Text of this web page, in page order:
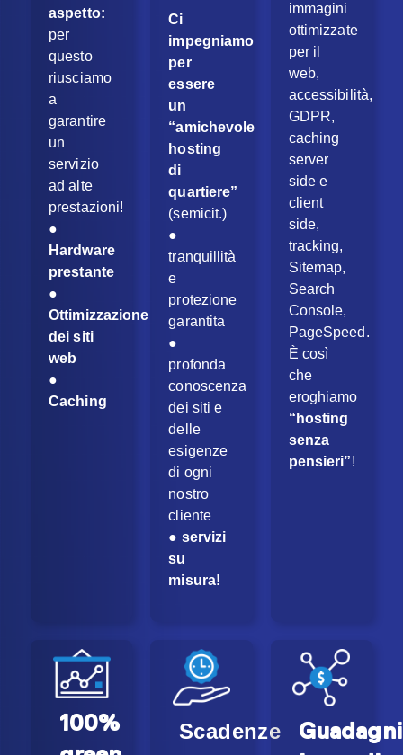
aspetto:
per
questo
riusciamo
a
garantire
un
servizio
ad alte
prestazioni!
●
Hardware
prestante
●
Ottimizzazione
dei siti
web
●
Caching
Ci
impegniamo
per
essere
un
“amichevole
hosting
di
quartiere”
(semicit.)
●
tranquillità
e
protezione
garantita
●
profonda
conoscenza
dei siti e
delle
esigenze
di ogni
nostro
cliente
● servizi
su
misura!
immagini
ottimizzate
per il
web,
accessibilità,
GDPR,
caching
server
side e
client
side,
tracking,
Sitemap,
Search
Console,
PageSpeed.
È così
che
eroghiamo
“hosting
senza
pensieri”!
100%
Scadenze
Guadagni